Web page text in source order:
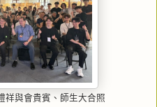
祥與會貴賓、師生大合照